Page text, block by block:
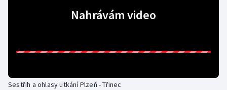
Nahrávám video
Sestřih a ohlasy utkání Plzeň - Třinec